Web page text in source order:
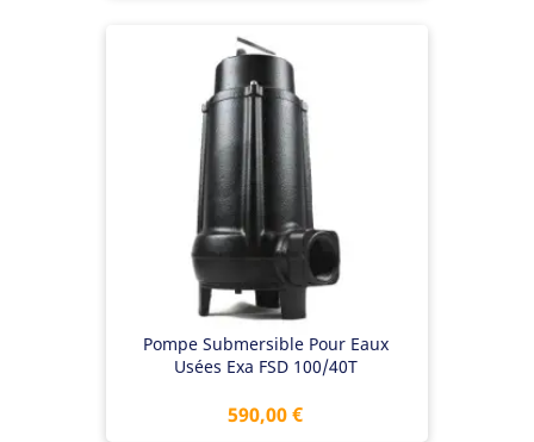
Pompe Submersible Pour Eaux
Usées Exa FSD 100/40T
Prix
590,00 €